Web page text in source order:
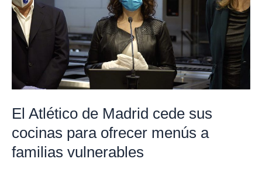
El Atlético de Madrid cede sus
cocinas para ofrecer menús a
familias vulnerables
Madrid
cede
sus
cocinas
para
ofrecer
menús
vulnerables